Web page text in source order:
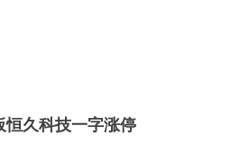
久科技一字涨停